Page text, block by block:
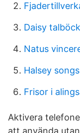
Daisy
Natus
Halsey songs
Frisor i
Aktivera
att använda